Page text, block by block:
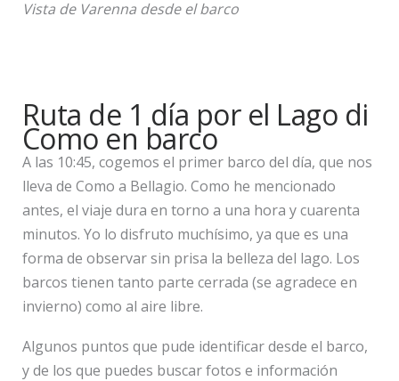
Vista de Varenna desde el barco
Ruta de 1 día por el Lago di
Como en barco
A las 10:45, cogemos el primer barco del día, que nos
lleva de Como a Bellagio. Como he mencionado
antes, el viaje dura en torno a una hora y cuarenta
minutos. Yo lo disfruto muchísimo, ya que es una
forma de observar sin prisa la belleza del lago. Los
barcos tienen tanto parte cerrada (se agradece en
invierno) como al aire libre.
Algunos puntos que pude identificar desde el barco,
y de los que puedes buscar fotos e información